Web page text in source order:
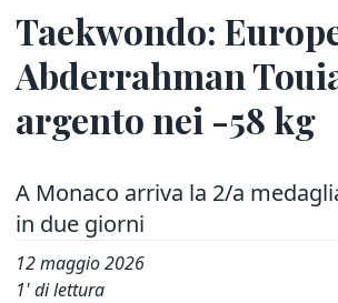
Taekwondo:
Abderrahman
argento nei -58 kg
A Monaco arriva la 2/a
in due giorni
12 maggio 2026
1' di lettura